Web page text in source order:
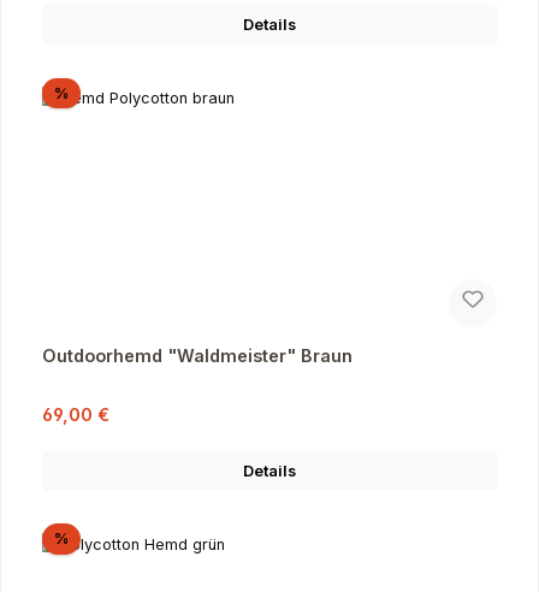
Details
%Rabatt
Outdoorhemd "Waldmeister" Braun
Verkaufspreis:
69,00 €
Details
%Rabatt